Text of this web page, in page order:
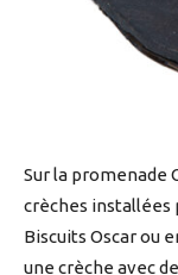
Sur la promenade
crèches installées
Biscuits Oscar ou
une crèche avec